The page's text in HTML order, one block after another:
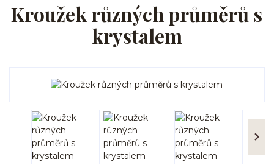
Kroužek různých průměrů s
krystalem